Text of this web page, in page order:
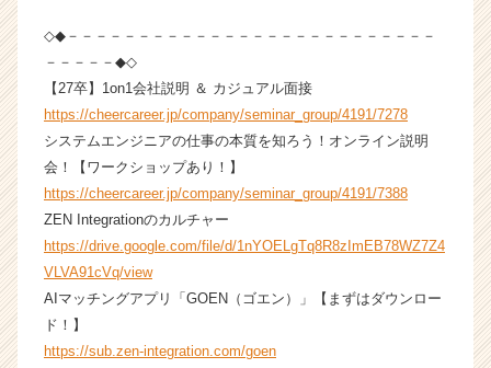
e
r
C
a
r
r）
◇◆－－－－－－－－－－－－－－－－－－－－－－－－－－
－－－－－◆◇
【27卒】1on1会社説明 ＆ カジュアル面接
https://cheercareer.jp/company/seminar_group/4191/7278
システムエンジニアの仕事の本質を知ろう！オンライン説明
会！【ワークショップあり！】
https://cheercareer.jp/company/seminar_group/4191/7388
ZEN Integrationのカルチャー
https://drive.google.com/file/d/1nYOELgTq8R8zImEB78WZ7Z4
VLVA91cVq/view
AIマッチングアプリ「GOEN（ゴエン）」【まずはダウンロー
ド！】
https://sub.zen-integration.com/goen